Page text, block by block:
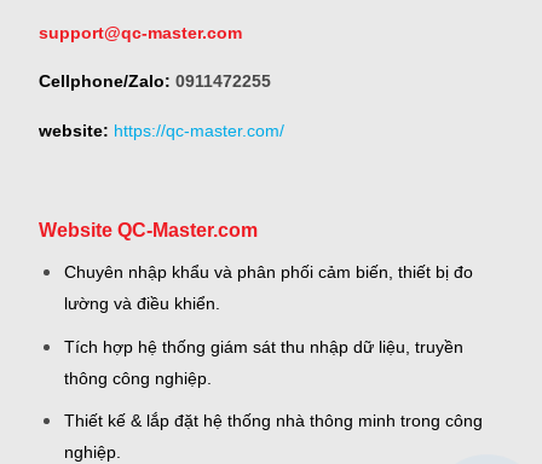
support@qc-master.com
Cellphone/Zalo: 0911472255
website: https://qc-master.com/
Website QC-Master.com
Chuyên nhập khẩu và phân phối cảm biến, thiết bị đo
lường và điều khiển.
Tích hợp hệ thống giám sát thu nhập dữ liệu, truyền
thông công nghiệp.
Thiết kế & lắp đặt hệ thống nhà thông minh trong công
nghiệp.